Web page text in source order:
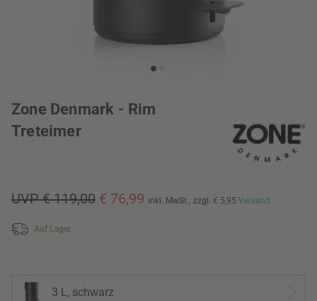
Zone Denmark - Rim
Treteimer
UVP € 119,00 € 76,99 inkl. MwSt., zzgl. € 5,95 Versand
Auf Lager
3 L, schwarz